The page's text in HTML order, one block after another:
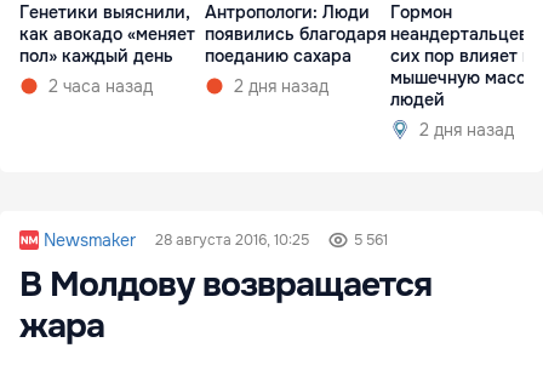
Генетики выяснили,
как авокадо «меняет
пол» каждый день
2 часа назад
Антропологи: Люди
появились благодаря
поеданию сахара
2 дня назад
Гормон
неандертальцев
сих пор влияет на
мышечную массу
людей
2 дня назад
Newsmaker 28 августа 2016, 10:25 5 561
В Молдову возвращается
жара